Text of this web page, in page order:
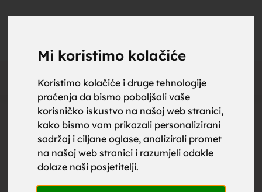
Mi koristimo kolačiće
Koristimo kolačiće i druge tehnologije
praćenja da bismo poboljšali vaše
korisničko iskustvo na našoj web stranici,
kako bismo vam prikazali personalizirani
sadržaj i ciljane oglase, analizirali promet
na našoj web stranici i razumjeli odakle
dolaze naši posjetitelji.
Oglas
upoznaj
za brak,